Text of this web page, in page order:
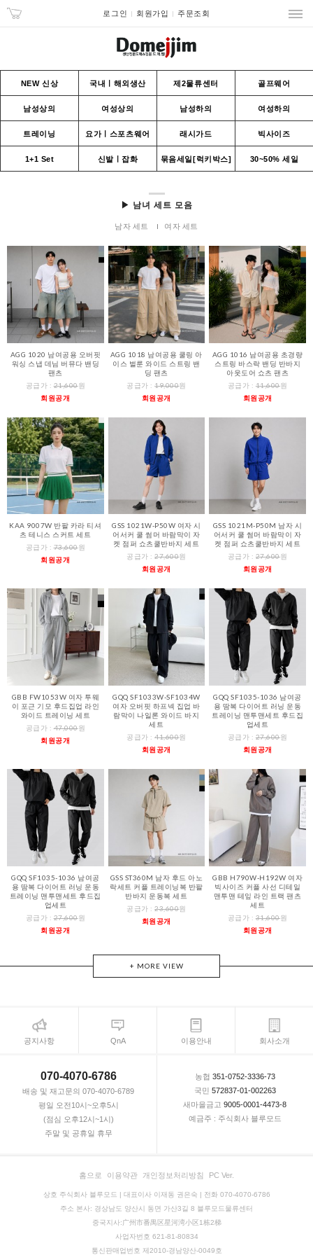
로그인 회원가입 주문조회
NEW 신상 국내ㅣ해외생산 제2물류센터 골프웨어
남성상의 여성상의 남성하의 여성하의
트레이닝 요가ㅣ스포츠웨어 래시가드 빅사이즈
1+1 Set 신발ㅣ잡화 묶음세일[럭키박스] 30~50% 세일
▶ 남녀 세트 모음
남자 세트 여자 세트
AGG 1020 남여공용 오버핏
워싱 스냅 데님 버뮤다 밴딩
팬츠
공급가 :21,600원
회원공개
AGG 1018 남여공용 쿨링 아
이스 벌룬 와이드 스트링 밴
딩 팬츠
공급가 :19,000원
회원공개
AGG 1016 남여공용 초경량
스트링 바스락 밴딩 반바지
아웃도어 쇼츠 팬츠
공급가 : 11,600원
회원공개
KAA 9007W 반팔 카라 티셔
츠 테니스 스커트 세트
공급가 :73,600원
회원공개
GSS 1021W-P50W 여자 시
어서커 쿨 썸머 바람막이 자
켓 점퍼 쇼츠쿨반바지 세트
공급가 :27,600원
회원공개
GSS 1021M-P50M 남자 시
어서커 쿨 썸머 바람막이 자
켓 점퍼 쇼츠쿨반바지 세트
공급가 : 27,600원
회원공개
GBB FW1053W 여자 투웨
이 포근 기모 후드집업 라인
와이드 트레이닝 세트
공급가 :47,000원
회원공개
GQQ SF1033W-SF1034W
여자 오버핏 하프넥 집업 바
람막이 나일론 와이드 바지
세트
공급가 :41,600원
회원공개
GQQ SF1035-1036 남여공
용 땀복 다이어트 러닝 운동
트레이닝 맨투맨세트 후드집
업세트
공급가 : 27,600원
회원공개
GQQ SF1035-1036 남여공
용 땀복 다이어트 러닝 운동
트레이닝 맨투맨세트 후드집
업세트
공급가 :27,600원
회원공개
GSS ST360M 남자 후드 아노
락세트 커플 트레이닝복 반팔
반바지 운동복 세트
공급가 :23,600원
회원공개
GBB H790W-H192W 여자
빅사이즈 커플 사선 디테일
맨투맨 테잎 라인 트랙 팬츠
세트
공급가 : 31,600원
회원공개
+ MORE VIEW
공지사항 QnA 이용안내 회사소개
070-4070-6786
배송 및 재고문의 070-4070-6789
평일 오전10시~오후5시
(점심 오후12시~1시)
주말 및 공휴일 휴무
농협 351-0752-3336-73
국민 572837-01-002263
새마을금고 9005-0001-4473-8
예금주 : 주식회사 블루모드
홈으로 이용약관 개인정보처리방침 PC Ver.
상호 주식회사 블루모드 | 대표이사 이재동 권은숙 | 전화 070-4070-6786
주소 본사: 경상남도 양산시 동면 가산3길 8 블루모드물류센터
중국지사:广州市番禺区星河湾小区1栋2梯
사업자번호 621-81-80834
통신판매업번호 제2010-경남양산-0049호